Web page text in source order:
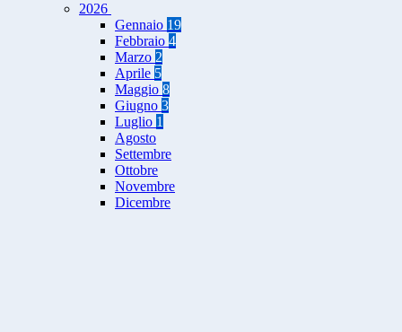
2026
Gennaio 19
Febbraio 4
Marzo 2
Aprile 5
Maggio 8
Giugno 3
Luglio 1
Agosto
Settembre
Ottobre
Novembre
Dicembre